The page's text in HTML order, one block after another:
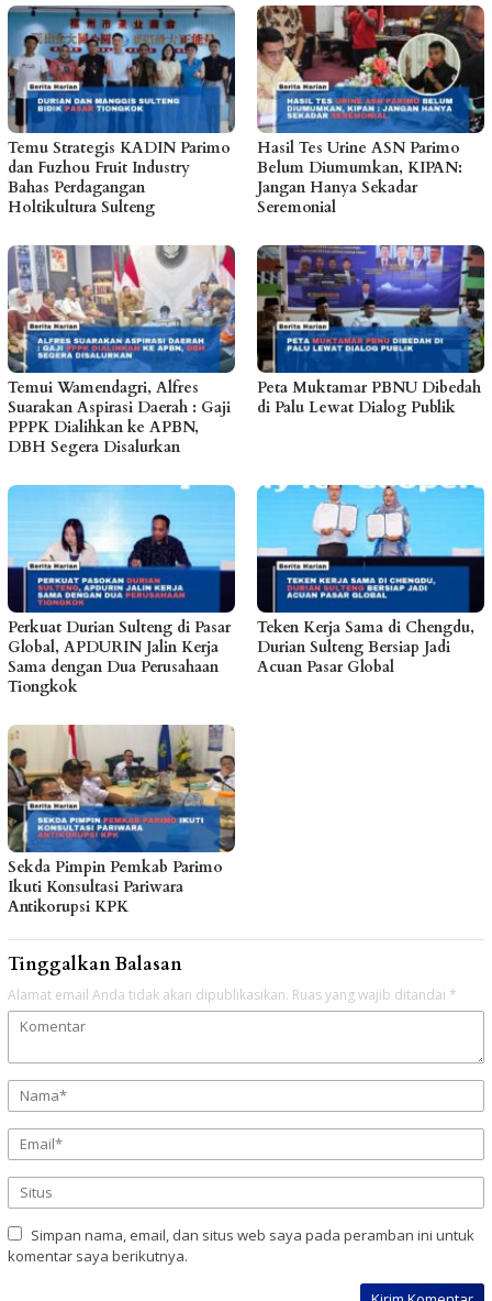
Temu Strategis KADIN Parimo
dan Fuzhou Fruit Industry
Bahas Perdagangan
Holtikultura Sulteng
Hasil Tes Urine ASN Parimo
Belum Diumumkan, KIPAN:
Jangan Hanya Sekadar
Seremonial
Temui Wamendagri, Alfres
Suarakan Aspirasi Daerah : Gaji
PPPK Dialihkan ke APBN,
DBH Segera Disalurkan
Peta Muktamar PBNU Dibedah
di Palu Lewat Dialog Publik
Perkuat Durian Sulteng di Pasar
Global, APDURIN Jalin Kerja
Sama dengan Dua Perusahaan
Tiongkok
Teken Kerja Sama di Chengdu,
Durian Sulteng Bersiap Jadi
Acuan Pasar Global
Sekda Pimpin Pemkab Parimo
Ikuti Konsultasi Pariwara
Antikorupsi KPK
Tinggalkan Balasan
Alamat email Anda tidak akan dipublikasikan. Ruas yang wajib ditandai *
Simpan nama, email, dan situs web saya pada peramban ini untuk
komentar saya berikutnya.